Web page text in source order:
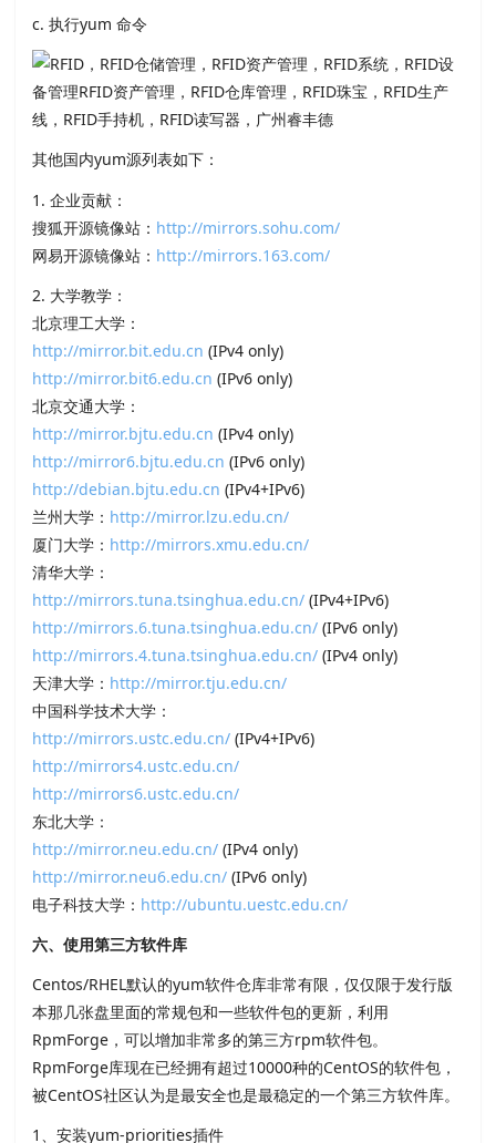
c. 执行yum 命令
其他国内yum源列表如下：
1. 企业贡献：
搜狐开源镜像站： http://mirrors.sohu.com/
网易开源镜像站： http://mirrors.163.com/
2. 大学教学：
北京理工大学：
http://mirror.bit.edu.cn (IPv4 only)
http://mirror.bit6.edu.cn (IPv6 only)
北京交通大学：
http://mirror.bjtu.edu.cn (IPv4 only)
http://mirror6.bjtu.edu.cn (IPv6 only)
http://debian.bjtu.edu.cn (IPv4+IPv6)
兰州大学： http://mirror.lzu.edu.cn/
厦门大学： http://mirrors.xmu.edu.cn/
清华大学：
http://mirrors.tuna.tsinghua.edu.cn/ (IPv4+IPv6)
http://mirrors.6.tuna.tsinghua.edu.cn/ (IPv6 only)
http://mirrors.4.tuna.tsinghua.edu.cn/ (IPv4 only)
天津大学： http://mirror.tju.edu.cn/
中国科学技术大学：
http://mirrors.ustc.edu.cn/ (IPv4+IPv6)
http://mirrors4.ustc.edu.cn/
http://mirrors6.ustc.edu.cn/
东北大学：
http://mirror.neu.edu.cn/ (IPv4 only)
http://mirror.neu6.edu.cn/ (IPv6 only)
电子科技大学： http://ubuntu.uestc.edu.cn/
六、使用第三方软件库
Centos/RHEL默认的yum软件仓库非常有限，仅仅限于发行版
本那几张盘里面的常规包和一些软件包的更新，利用
RpmForge，可以增加非常多的第三方rpm软件包。
RpmForge库现在已经拥有超过10000种的CentOS的软件包，
被CentOS社区认为是最安全也是最稳定的一个第三方软件库。
1、安装yum-priorities插件